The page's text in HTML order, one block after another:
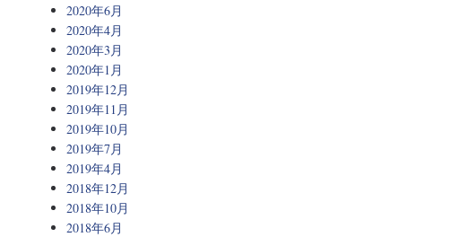
2020年6月
2020年4月
2020年3月
2020年1月
2019年12月
2019年11月
2019年10月
2019年7月
2019年4月
2018年12月
2018年10月
2018年6月